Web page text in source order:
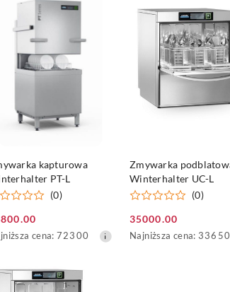
30
obniżką
kapturowa
PT-L
(0)
cena: 72300
Zmywarka
Winterhalter UC-L
(0)
Cena
promocyjna:
35000.00
Najniższa
Najniższa cena: 33650